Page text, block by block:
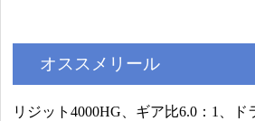
オススメリール
リジット4000HG、ギア比6.0：1、ド